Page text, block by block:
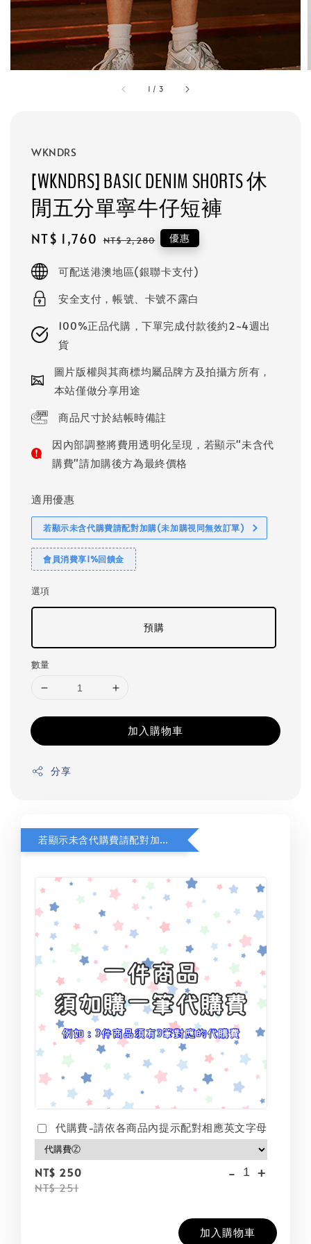
1 / 3
WKNDRS
[WKNDRS] BASIC DENIM SHORTS 休
閒五分單寧牛仔短褲
Sale
NT$ 1,760 Regular
NT$ 2,280 優惠
可配送港澳地區(銀聯卡支付)
安全支付，帳號、卡號不露白
100%正品代購，下單完成付款後約2~4週出
貨
圖片版權與其商標均屬品牌方及拍攝方所有，
本站僅做分享用途
商品尺寸於結帳時備註
因內部調整將費用透明化呈現，若顯示"未含代
購費"請加購後方為最終價格
適用優惠
若顯示未含代購費請配對加購(未加購視同無效訂單)
會員消費享1%回饋金
選項
預購
數量
加入購物車
分享
若顯示未含代購費請配對加購(未加購視同無效訂單)
代購費-請依各商品內提示配對相應英文字母
NT$ 250
NT$ 251
- +
加入購物車